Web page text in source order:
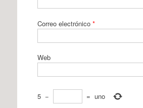
Correo electrónico *
Web
5 − = uno